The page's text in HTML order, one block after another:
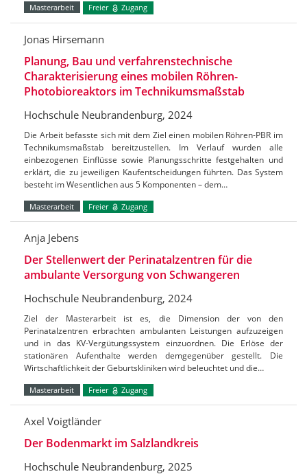
Masterarbeit Freier Zugang
Jonas Hirsemann
Planung, Bau und verfahrenstechnische
Charakterisierung eines mobilen Röhren-
Photobioreaktors im Technikumsmaßstab
Hochschule Neubrandenburg, 2024
Die Arbeit befasste sich mit dem Ziel einen mobilen Röhren-PBR im
Technikumsmaßstab bereitzustellen. Im Verlauf wurden alle
einbezogenen Einflüsse sowie Planungsschritte festgehalten und
erklärt, die zu jeweiligen Kaufentscheidungen führten. Das System
besteht im Wesentlichen aus 5 Komponenten – dem…
Masterarbeit Freier Zugang
Anja Jebens
Der Stellenwert der Perinatalzentren für die
ambulante Versorgung von Schwangeren
Hochschule Neubrandenburg, 2024
Ziel der Masterarbeit ist es, die Dimension der von den
Perinatalzentren erbrachten ambulanten Leistungen aufzuzeigen
und in das KV-Vergütungssystem einzuordnen. Die Erlöse der
stationären Aufenthalte werden demgegenüber gestellt. Die
Wirtschaftlichkeit der Geburtskliniken wird beleuchtet und die…
Masterarbeit Freier Zugang
Axel Voigtländer
Der Bodenmarkt im Salzlandkreis
Hochschule Neubrandenburg, 2025